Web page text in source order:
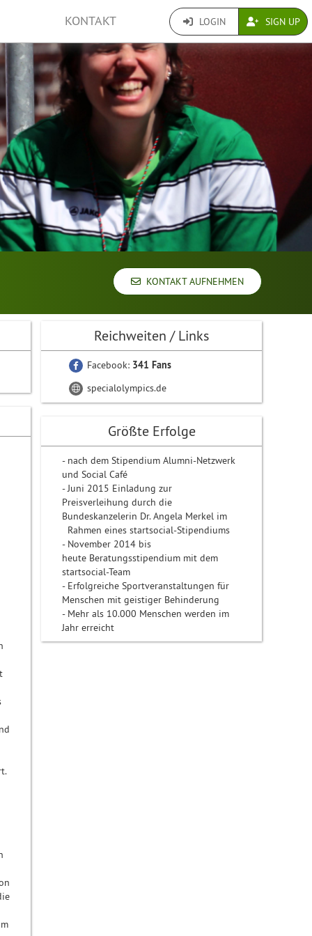
KONTAKT LOGIN SIGN UP
KONTAKT AUFNEHMEN
Reichweiten / Links
Facebook: 341 Fans
specialolympics.de
Größte Erfolge
- nach dem Stipendium Alumni-Netzwerk
und Social Café
- Juni 2015 Einladung zur
Preisverleihung durch die
Bundeskanzelerin Dr. Angela Merkel im
Rahmen eines startsocial-Stipendiums
- November 2014 bis
heute Beratungsstipendium mit dem
startsocial-Team
- Erfolgreiche Sportveranstaltungen für
Menschen mit geistiger Behinderung
- Mehr als 10.000 Menschen werden im
Jahr erreicht